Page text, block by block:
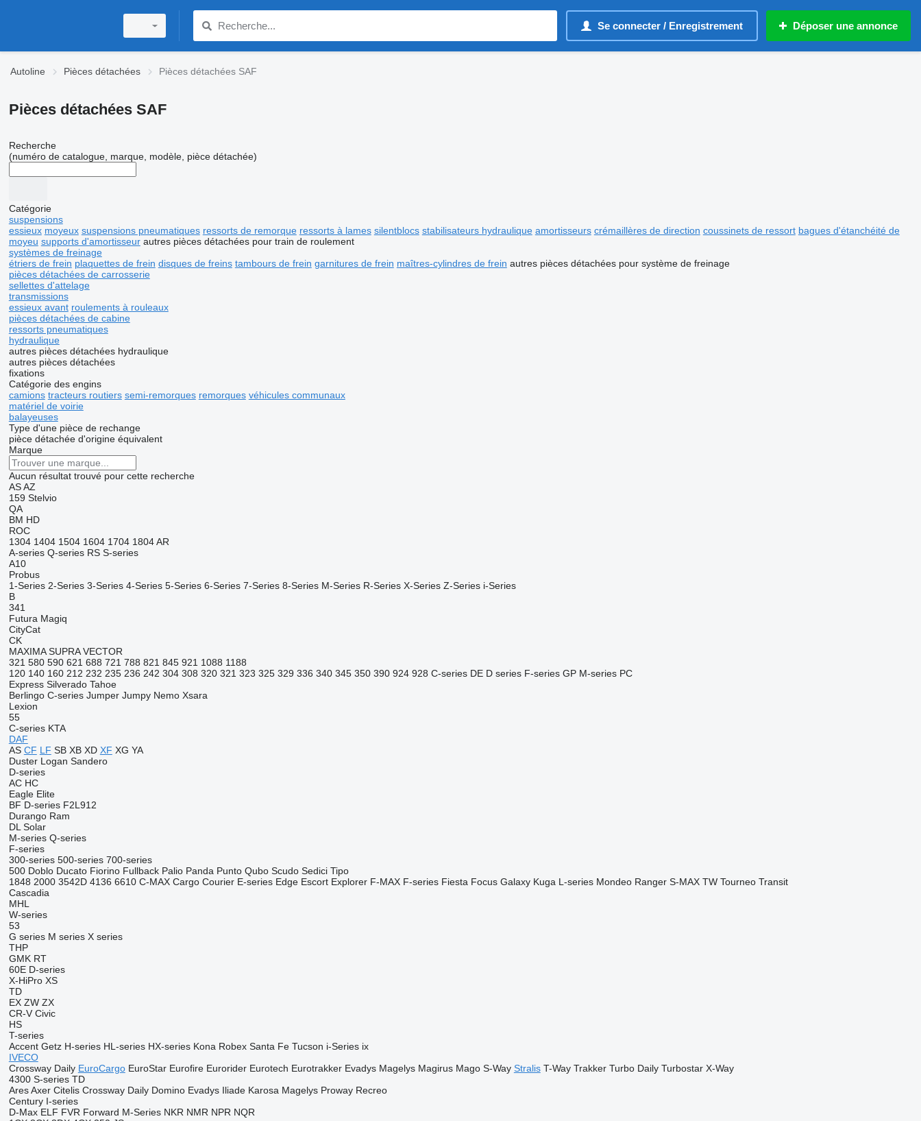
Se connecter / Enregistrement Déposer une annonce
Autoline Pièces détachées Pièces détachées SAF
Pièces détachées SAF
Recherche
(numéro de catalogue, marque, modèle, pièce détachée)
Catégorie
suspensions
essieux moyeux suspensions pneumatiques ressorts de remorque ressorts à lames silentblocs stabilisateurs hydraulique amortisseurs crémaillères de direction coussinets de ressort bagues d'étanchéité de
moyeu supports d'amortisseur autres pièces détachées pour train de roulement
systèmes de freinage
étriers de frein plaquettes de frein disques de freins tambours de frein garnitures de frein maîtres-cylindres de frein autres pièces détachées pour système de freinage
pièces détachées de carrosserie
sellettes d'attelage
transmissions
essieux avant roulements à rouleaux
pièces détachées de cabine
ressorts pneumatiques
hydraulique
autres pièces détachées hydraulique
autres pièces détachées
fixations
Catégorie des engins
camions tracteurs routiers semi-remorques remorques véhicules communaux
matériel de voirie
balayeuses
Type d'une pièce de rechange
pièce détachée d'origine équivalent
Marque
Aucun résultat trouvé pour cette recherche
AS AZ
159 Stelvio
QA
BM HD
ROC
1304 1404 1504 1604 1704 1804 AR
A-series Q-series RS S-series
A10
Probus
1-Series 2-Series 3-Series 4-Series 5-Series 6-Series 7-Series 8-Series M-Series R-Series X-Series Z-Series i-Series
B
341
Futura Magiq
CityCat
CK
MAXIMA SUPRA VECTOR
321 580 590 621 688 721 788 821 845 921 1088 1188
120 140 160 212 232 235 236 242 304 308 320 321 323 325 329 336 340 345 350 390 924 928 C-series DE D series F-series GP M-series PC
Express Silverado Tahoe
Berlingo C-series Jumper Jumpy Nemo Xsara
Lexion
55
C-series KTA
DAF
AS CF LF SB XB XD XF XG YA
Duster Logan Sandero
D-series
AC HC
Eagle Elite
BF D-series F2L912
Durango Ram
DL Solar
M-series Q-series
F-series
300-series 500-series 700-series
500 Doblo Ducato Fiorino Fullback Palio Panda Punto Qubo Scudo Sedici Tipo
1848 2000 3542D 4136 6610 C-MAX Cargo Courier E-series Edge Escort Explorer F-MAX F-series Fiesta Focus Galaxy Kuga L-series Mondeo Ranger S-MAX TW Tourneo Transit
Cascadia
MHL
W-series
53
G series M series X series
THP
GMK RT
60E D-series
X-HiPro XS
TD
EX ZW ZX
CR-V Civic
HS
T-series
Accent Getz H-series HL-series HX-series Kona Robex Santa Fe Tucson i-Series ix
IVECO
Crossway Daily EuroCargo EuroStar Eurofire Eurorider Eurotech Eurotrakker Evadys Magelys Magirus Mago S-Way Stralis T-Way Trakker Turbo Daily Turbostar X-Way
4300 S-series TD
Ares Axer Citelis Crossway Daily Domino Evadys Iliade Karosa Magelys Proway Recreo
Century I-series
D-Max ELF FVR Forward M-Series NKR NMR NPR NQR